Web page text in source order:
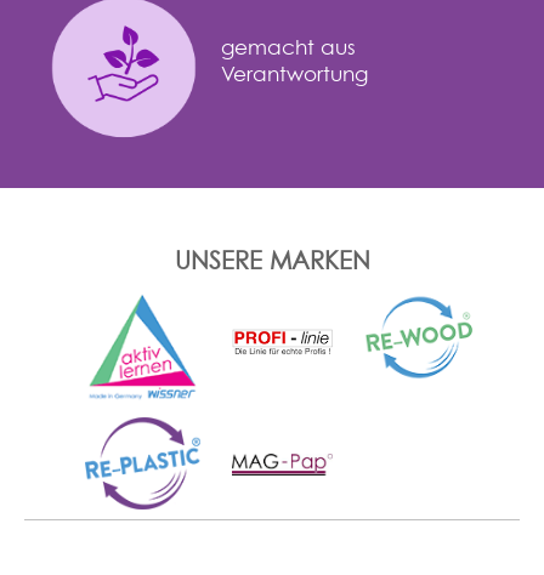
gemacht aus
Verantwortung
UNSERE MARKEN